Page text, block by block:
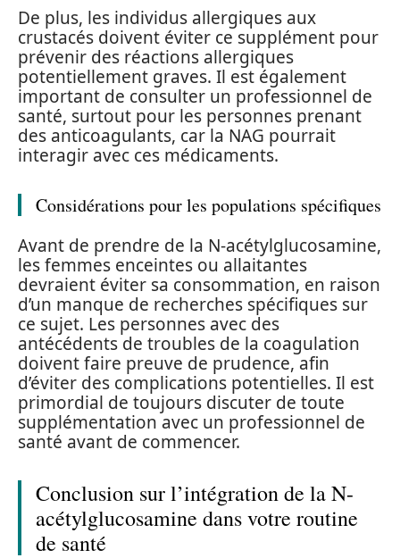
De plus, les individus allergiques aux
crustacés doivent éviter ce supplément pour
prévenir des réactions allergiques
potentiellement graves. Il est également
important de consulter un professionnel de
santé, surtout pour les personnes prenant
des anticoagulants, car la NAG pourrait
interagir avec ces médicaments.
Considérations pour les populations spécifiques
Avant de prendre de la N-acétylglucosamine,
les femmes enceintes ou allaitantes
devraient éviter sa consommation, en raison
d’un manque de recherches spécifiques sur
ce sujet. Les personnes avec des
antécédents de troubles de la coagulation
doivent faire preuve de prudence, afin
d’éviter des complications potentielles. Il est
primordial de toujours discuter de toute
supplémentation avec un professionnel de
santé avant de commencer.
Conclusion sur l’intégration de la N-
acétylglucosamine dans votre routine
de santé